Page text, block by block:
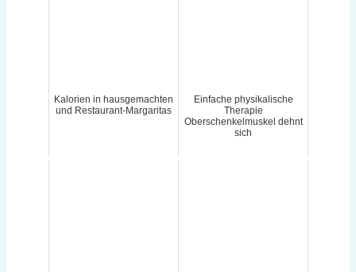
Kalorien in hausgemachten
und Restaurant-Margaritas
Einfache physikalische
Therapie
Oberschenkelmuskel dehnt
sich